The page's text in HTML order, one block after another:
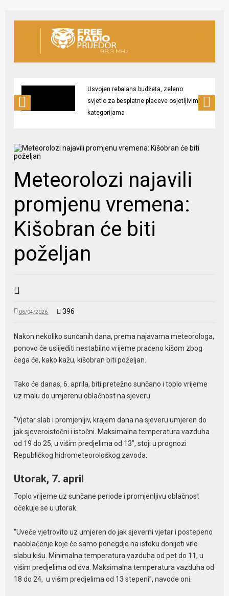
Usvojen rebalans budžeta, zeleno
svjetlo za besplatne placeve osjetljivim
kategorijama
Meteorolozi najavili
promjenu vremena:
Kišobran će biti
poželjan
06/04/2026 396
Nakon nekoliko sunčanih dana, prema najavama meteorologa,
ponovo će uslijediti nestabilno vrijeme praćeno kišom zbog
čega će, kako kažu, kišobran biti poželjan.
Tako će danas, 6. aprila, biti pretežno sunčano i toplo vrijeme
uz malu do umjerenu oblačnost na sjeveru.
“Vjetar slab i promjenljiv, krajem dana na sjeveru umjeren do
jak sjeveroistočni i istočni. Maksimalna temperatura vazduha
od 19 do 25, u višim predjelima od 13”, stoji u prognozi
Republičkog hidrometeorološkog zavoda.
Utorak, 7. april
Toplo vrijeme uz sunčane periode i promjenljivu oblačnost
očekuje se u utorak.
“Uveče vjetrovito uz umjeren do jak sjeverni vjetar i postepeno
naoblačenje koje će samo ponegdje na istoku donijeti vrlo
slabu kišu. Minimalna temperatura vazduha od pet do 11, u
višim predjelima od dva. Maksimalna temperatura vazduha od
18 do 24, u višim predjelima od 13 stepeni”, navode oni.